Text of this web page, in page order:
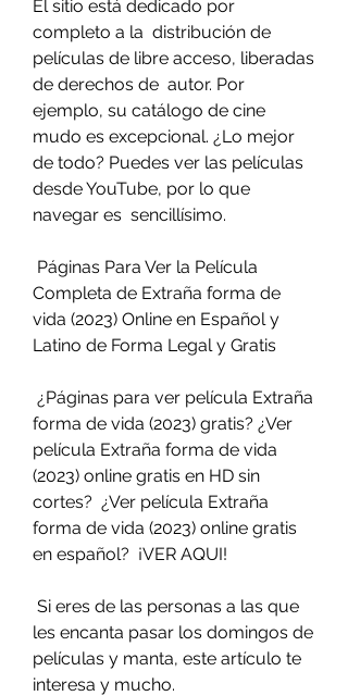
El sitio está dedicado por
completo a la  distribución de
películas de libre acceso, liberadas
de derechos de  autor. Por
ejemplo, su catálogo de cine
mudo es excepcional. ¿Lo mejor
de todo? Puedes ver las películas
desde YouTube, por lo que
navegar es  sencillísimo.
Completa de Extraña forma de
vida (2023) Online en Español y
Latino de Forma Legal y Gratis
forma de vida (2023) gratis? ¿Ver
película Extraña forma de vida
(2023) online gratis en HD sin
cortes?  ¿Ver película Extraña
forma de vida (2023) online gratis
en español?  ¡VER AQUI!
les encanta pasar los domingos de
películas y manta, este artículo te
interesa y mucho.